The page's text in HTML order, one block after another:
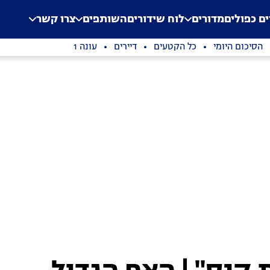
Application error: a
. כפוליםמדורים לוח שידוריםהשותפים צרו קשר
הסיכום היומי כל הקטעים דיירים עונה 1